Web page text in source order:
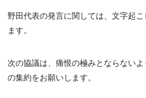
野田代表の発言に関しては、文字起
ます。
次の協議は、痛恨の極みとならない
の集約をお願いします。